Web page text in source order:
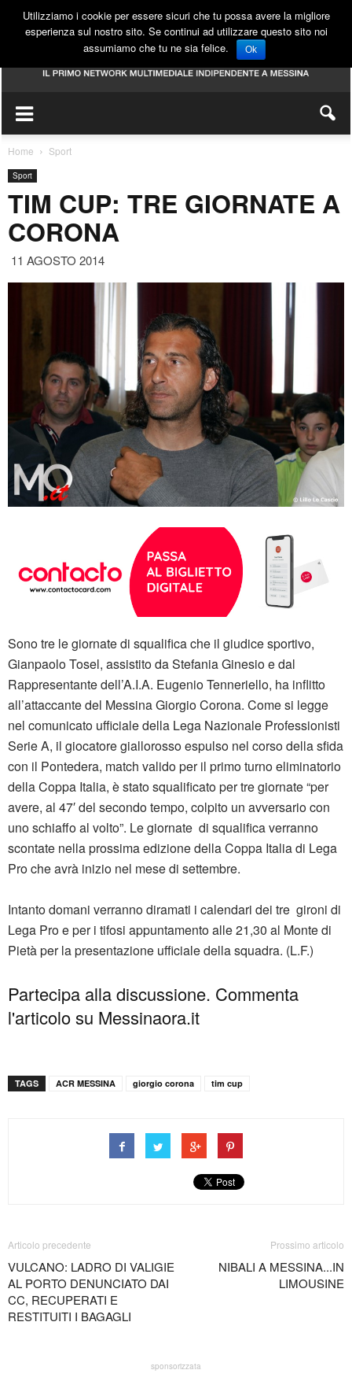
Home Sport
Sport
TIM CUP: TRE GIORNATE A
CORONA
11 AGOSTO 2014
Sono tre le giornate di squalifica che il giudice sportivo,
Gianpaolo Tosel, assistito da Stefania Ginesio e dal
Rappresentante dell’A.I.A. Eugenio Tenneriello, ha inflitto
all’attaccante del Messina Giorgio Corona. Come si legge
nel comunicato ufficiale della Lega Nazionale Professionisti
Serie A, il giocatore giallorosso espulso nel corso della sfida
con il Pontedera, match valido per il primo turno eliminatorio
della Coppa Italia, è stato squalificato per tre giornate “per
avere, al 47′ del secondo tempo, colpito un avversario con
uno schiaffo al volto”. Le giornate di squalifica verranno
scontate nella prossima edizione della Coppa Italia di Lega
Pro che avrà inizio nel mese di settembre.
Intanto domani verranno diramati i calendari dei tre gironi di
Lega Pro e per i tifosi appuntamento alle 21,30 al Monte di
Pietà per la presentazione ufficiale della squadra. (L.F.)
Partecipa alla discussione. Commenta
l'articolo su Messinaora.it
TAGS ACR MESSINA giorgio corona tim cup
Articolo precedente
VULCANO: LADRO DI VALIGIE
AL PORTO DENUNCIATO DAI
CC, RECUPERATI E
RESTITUITI I BAGAGLI
Prossimo articolo
NIBALI A MESSINA...IN
LIMOUSINE
sponsorizzata
Utilizziamo i cookie per essere sicuri che tu possa avere la migliore
esperienza sul nostro sito. Se continui ad utilizzare questo sito noi
assumiamo che tu ne sia felice.
Ok